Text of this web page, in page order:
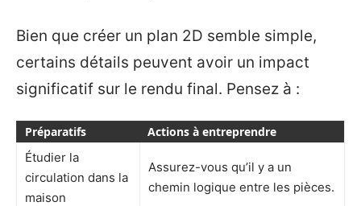
Bien que créer un plan 2D semble simple,
certains détails peuvent avoir un impact
significatif sur le rendu final. Pensez à :
Préparatifs
Actions à entreprendre
Étudier la
circulation dans la
maison
Assurez-vous qu’il y a un
chemin logique entre les pièces.